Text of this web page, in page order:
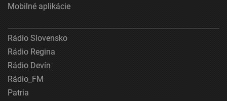
Mobilné aplikácie
Rádio Slovensko
Rádio Regina
Rádio Devín
Rádio_FM
Patria